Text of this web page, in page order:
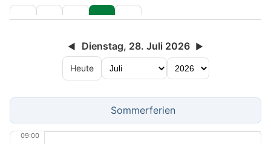
◀ Dienstag, 28. Juli 2026 ▶
Heute
Sommerferien
09:00